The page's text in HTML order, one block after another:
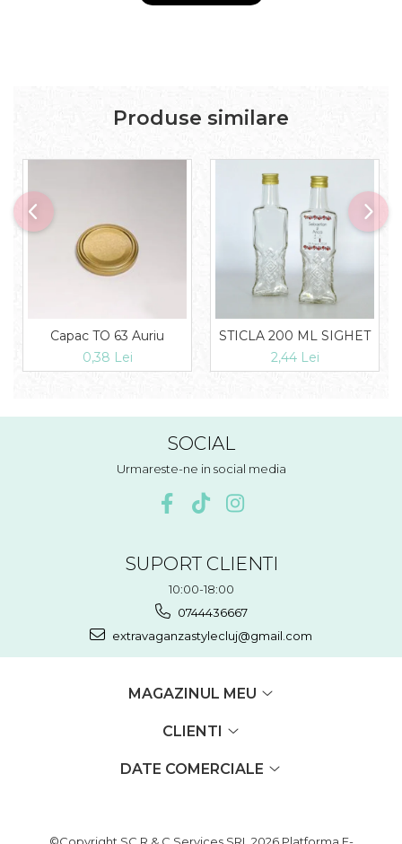
Produse similare
Capac TO 63 Auriu
0,38 Lei
STICLA 200 ML SIGHET
2,44 Lei
SOCIAL
Urmareste-ne in social media
SUPORT CLIENTI
10:00-18:00
0744436667
extravaganzastylecluj@gmail.com
MAGAZINUL MEU
CLIENTI
DATE COMERCIALE